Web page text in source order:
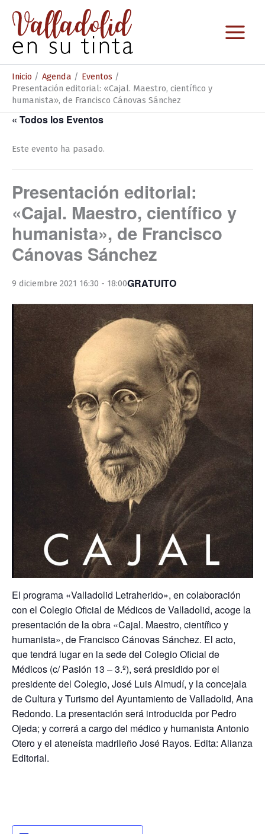
contenido
Inicio Agenda
Eventos
Presentación editorial: «Cajal. Maestro, científico y
humanista», de Francisco Cánovas Sánchez
« Todos los Eventos
Este evento ha pasado.
Presentación editorial:
«Cajal. Maestro, científico y
humanista», de Francisco
Cánovas Sánchez
9 diciembre 2021 16:30 - 18:00GRATUITO
El programa «Valladolid Letraherido», en colaboración
con el Colegio Oficial de Médicos de Valladolid, acoge la
presentación de la obra «Cajal. Maestro, científico y
humanista», de Francisco Cánovas Sánchez. El acto,
que tendrá lugar en la sede del Colegio Oficial de
Médicos (c/ Pasión 13 – 3.º), será presidido por el
presidente del Colegio, José Luis Almudí, y la concejala
de Cultura y Turismo del Ayuntamiento de Valladolid, Ana
Redondo. La presentación será introducida por Pedro
Ojeda; y correrá a cargo del médico y humanista Antonio
Otero y el ateneísta madrileño José Rayos. Edita: Alianza
Editorial.